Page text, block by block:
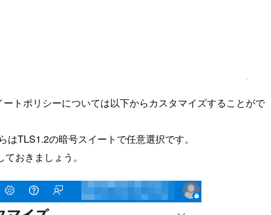
トポリシーについては以下からカスタマイズすることがで
TLS1.2の暗号スイートで任意選択です。
おきましょう。